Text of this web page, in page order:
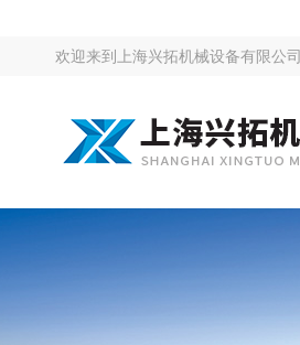
欢迎来到 上海兴拓机械设备有限公司